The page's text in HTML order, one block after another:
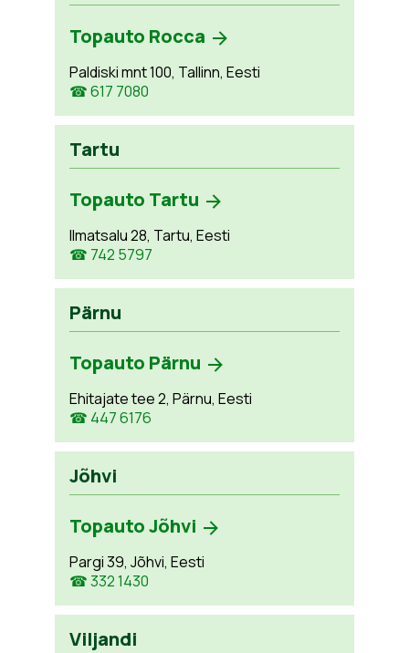
Topauto Rocca
Paldiski mnt 100, Tallinn, Eesti
☎ 617 7080
Tartu
Topauto Tartu
Ilmatsalu 28, Tartu, Eesti
☎ 742 5797
Pärnu
Topauto Pärnu
Ehitajate tee 2, Pärnu, Eesti
☎ 447 6176
Jõhvi
Topauto Jõhvi
Pargi 39, Jõhvi, Eesti
☎ 332 1430
Viljandi